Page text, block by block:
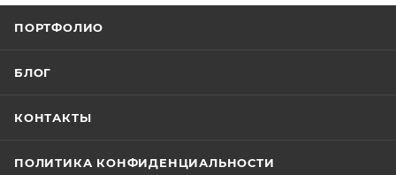
ПОРТФОЛИО
БЛОГ
КОНТАКТЫ
ПОЛИТИКА КОНФИДЕНЦИАЛЬНОСТИ